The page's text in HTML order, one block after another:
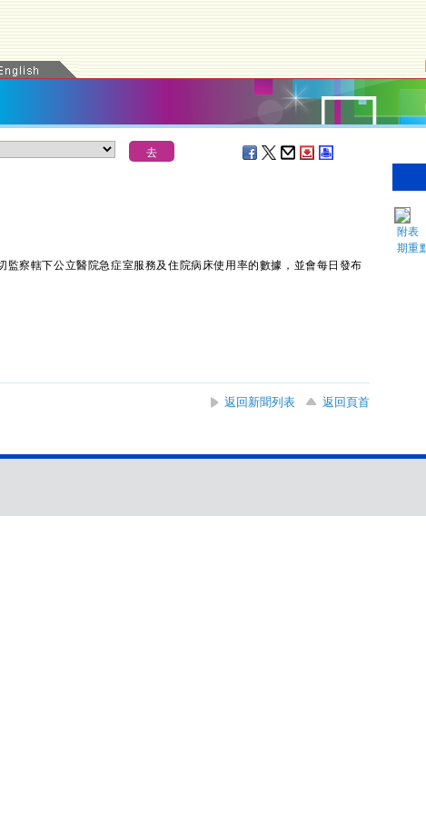
轄下公立醫院急症室服務及住院病床使用率的數據，並會每日發布
返回新聞列表 返回頁首
附表
期重